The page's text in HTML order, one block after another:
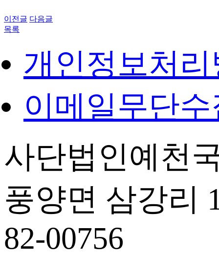
이전글 다음글
목록
개인정보처
이메일무단
사단법인예천
풍양면 삼강리
82-00756